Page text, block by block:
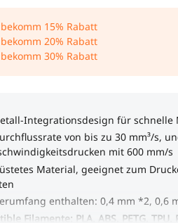
bekomm 15% Rabatt
bekomm20% Rabatt
bekomm30% Rabatt